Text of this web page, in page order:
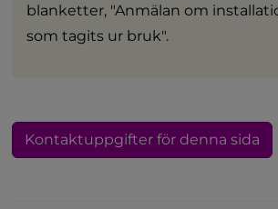
blanketter, "Anmälan om
som tagits ur bruk".
Kontaktuppgifter för denna sida